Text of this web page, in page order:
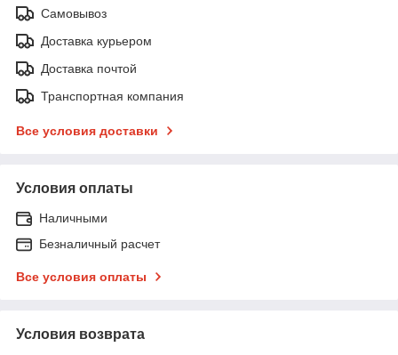
Самовывоз
Доставка курьером
Доставка почтой
Транспортная компания
Все условия доставки
Условия оплаты
Наличными
Безналичный расчет
Все условия оплаты
Условия возврата